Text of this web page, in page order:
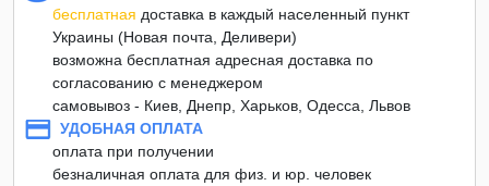
бесплатная доставка в каждый населенный пункт
Украины (Новая почта, Деливери)
возможна бесплатная адресная доставка по
согласованию с менеджером
самовывоз - Киев, Днепр, Харьков, Одесса, Львов
УДОБНАЯ ОПЛАТА
оплата при получении
безналичная оплата для физ. и юр. человек